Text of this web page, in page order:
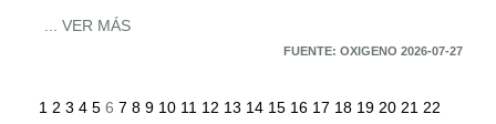
... VER MÁS
FUENTE: OXIGENO 2026-07-27
1 2 3 4 5 6 7 8 9 10 11 12 13 14 15 16 17 18 19 20 21 22